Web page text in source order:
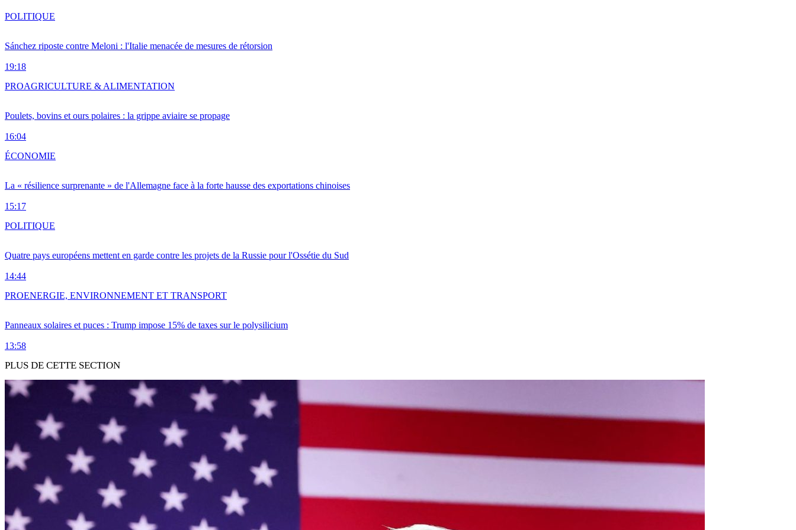
Sánchez riposte contre Meloni : l'Italie menacée de mesures de rétorsion
19:18
POLITIQUE
Poulets, bovins et ours polaires : la grippe aviaire se propage
16:04
PROAGRICULTURE & ALIMENTATION
La « résilience surprenante » de l'Allemagne face à la forte hausse des exportations chinoises
15:17
ÉCONOMIE
Quatre pays européens mettent en garde contre les projets de la Russie pour l'Ossétie du Sud
14:44
POLITIQUE
Panneaux solaires et puces : Trump impose 15% de taxes sur le polysilicium
13:58
PROENERGIE, ENVIRONNEMENT ET TRANSPORT
PLUS DE CETTE SECTION